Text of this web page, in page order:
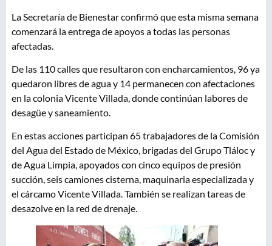
La Secretaría de Bienestar confirmó que esta misma semana
comenzará la entrega de apoyos a todas las personas
afectadas.
De las 110 calles que resultaron con encharcamientos, 96 ya
quedaron libres de agua y 14 permanecen con afectaciones
en la colonia Vicente Villada, donde continúan labores de
desagüe y saneamiento.
En estas acciones participan 65 trabajadores de la Comisión
del Agua del Estado de México, brigadas del Grupo Tláloc y
de Agua Limpia, apoyados con cinco equipos de presión
succión, seis camiones cisterna, maquinaria especializada y
el cárcamo Vicente Villada. También se realizan tareas de
desazolve en la red de drenaje.